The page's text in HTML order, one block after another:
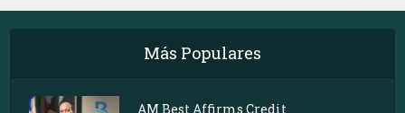
Más Populares
AM Best Affirms Credit